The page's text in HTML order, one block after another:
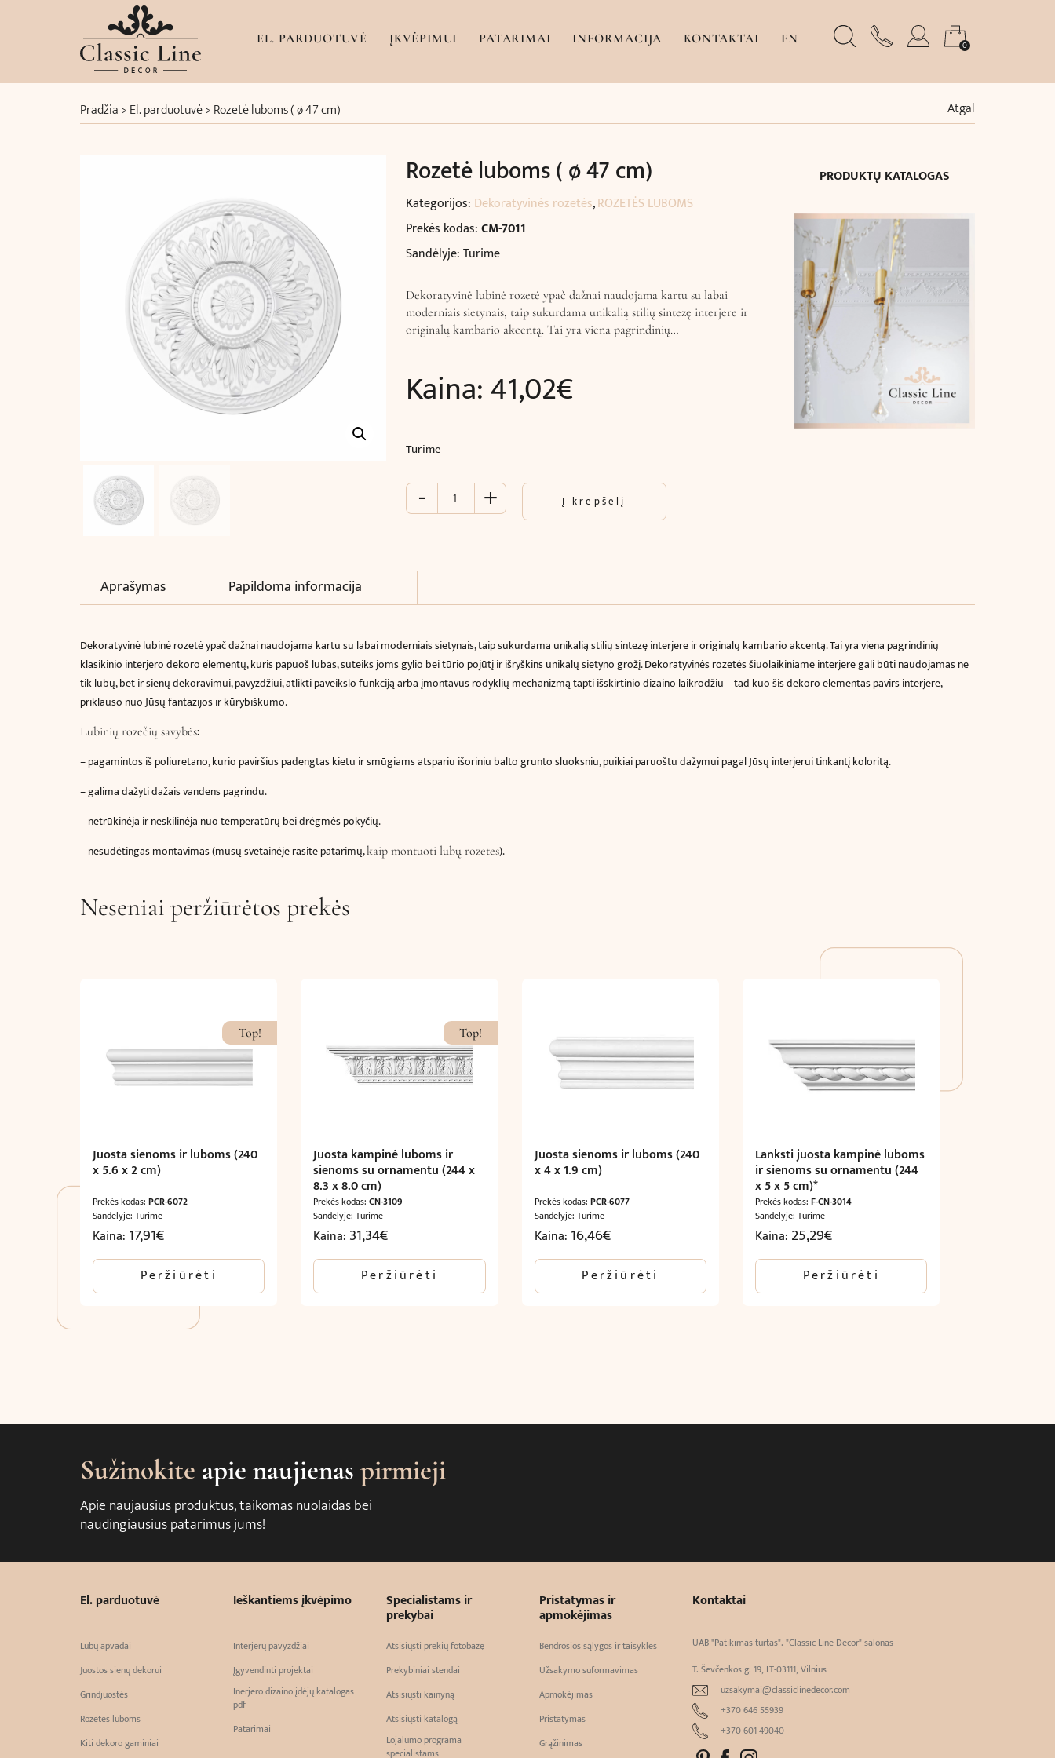
EL. PARDUOTUVĖ ĮKVĖPIMUI PATARIMAI INFORMACIJA KONTAKTAI EN 0
Pradžia>El. parduotuvė>Rozetė luboms ( ø 47 cm) Atgal
Rozetė luboms ( ø 47 cm)
Kategorijos: Dekoratyvinės rozetės,ROZETĖS LUBOMS
Prekės kodas:CM-7011
Sandėlyje: Turime
Dekoratyvinė lubinė rozetė ypač dažnai naudojama kartu su labai
moderniais sietynais, taip sukurdama unikalią stilių sintezę interjere ir
originalų kambario akcentą. Tai yra viena pagrindinių…
Kaina:41,02€
Turime
-
produkto + Į krepšelį
PRODUKTŲ KATALOGAS
Aprašymas Papildoma informacija
Dekoratyvinė lubinė rozetė ypač dažnai naudojama kartu su labai moderniais sietynais, taipsukurdama unikalią stilių sintezę interjere ir originalų kambario akcentą. Tai yra viena pagrindinių
klasikinio interjero dekoro elementų, kuris papuoš lubas, suteiks joms gylio bei tūrio pojūtį ir išryškins unikalų sietyno grožį. Dekoratyvinės rozetės šiuolaikiniame interjere gali būti naudojamas ne
tik lubų, bet ir sienų dekoravimui, pavyzdžiui, atlikti paveikslo funkciją arba įmontavus rodyklių mechanizmą tapti išskirtinio dizaino laikrodžiu – tad kuo šis dekoro elementas pavirs interjere,
priklauso nuo Jūsų fantazijos ir kūrybiškumo.
Lubinių rozečių savybės:
–pagamintos iš poliuretano, kurio paviršius padengtas kietu ir smūgiams atspariu išoriniu balto grunto sluoksniu, puikiai paruoštu dažymui pagal Jūsų interjerui tinkantį koloritą.
– galima dažyti dažais vandens pagrindu.
– netrūkinėja ir neskilinėja nuo temperatūrų bei drėgmės pokyčių.
– nesudėtingas montavimas (mūsų svetainėje rasite patarimų,kaip montuoti lubų rozetes).
Neseniai peržiūrėtos prekės
Top!
Juosta sienoms ir luboms (240
x 5.6 x 2 cm)
Prekės kodas: PCR-6072
Sandėlyje: Turime
Kaina: 17,91€
Peržiūrėti
Top!
Juosta kampinė luboms ir
sienoms su ornamentu (244 x
8.3 x 8.0 cm)
Prekės kodas:CN-3109
Sandėlyje: Turime
Kaina: 31,34€
Peržiūrėti
Juosta sienoms ir luboms (240
x 4 x 1.9 cm)
Prekės kodas: PCR-6077
Sandėlyje: Turime
Kaina: 16,46€
Peržiūrėti
Lanksti juosta kampinė luboms
ir sienoms su ornamentu (244
x 5 x 5 cm)*
Prekės kodas:F-CN-3014
Sandėlyje: Turime
Kaina: 25,29€
Peržiūrėti
Sužinokite apie naujienas pirmieji
Apie naujausius produktus, taikomas nuolaidas bei
naudingiausius patarimus jums!
El. parduotuvė
Lubų apvadai
Juostos sienų dekorui
Grindjuostės
Rozetės luboms
Kiti dekoro gaminiai
Ieškantiems įkvėpimo
Interjerų pavyzdžiai
Įgyvendinti projektai
Inerjero dizaino įdėjų katalogas
pdf
Patarimai
Specialistams ir
prekybai
Atsisiųsti prekių fotobazę
Prekybiniai stendai
Atsisiųsti kainyną
Atsisiųsti katalogą
Lojalumo programa
specialistams
Pristatymas ir
apmokėjimas
Bendrosios sąlygos ir taisyklės
Užsakymo suformavimas
Apmokėjimas
Pristatymas
Grąžinimas
Kontaktai
UAB "Patikimas turtas". "Classic Line Decor" salonas
T. Ševčenkos g. 19, LT-03111, Vilnius
uzsakymai@classiclinedecor.com
+370 646 55939
+370 601 49040